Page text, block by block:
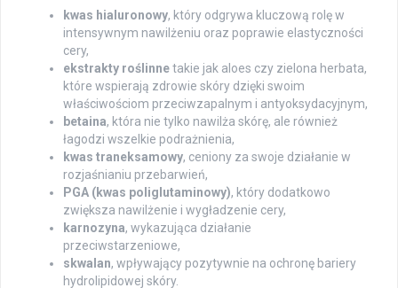
kwas hialuronowy, który odgrywa kluczową rolę w
intensywnym nawilżeniu oraz poprawie elastyczności
cery,
ekstrakty roślinnetakie jak aloes czy zielona herbata,
które wspierają zdrowie skóry dzięki swoim
właściwościom przeciwzapalnym i antyoksydacyjnym,
betaina, która nie tylko nawilża skórę, ale również
łagodzi wszelkie podrażnienia,
kwas traneksamowy, ceniony za swoje działanie w
rozjaśnianiu przebarwień,
PGA (kwas poliglutaminowy), który dodatkowo
zwiększa nawilżenie i wygładzenie cery,
karnozyna, wykazująca działanie
przeciwstarzeniowe,
skwalan, wpływający pozytywnie na ochronę bariery
hydrolipidowej skóry.